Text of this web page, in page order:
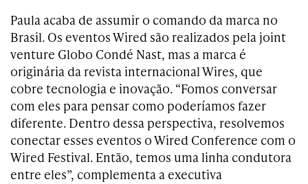
Paula acaba de assumir o comando da marca no
Brasil. Os eventos Wired são realizados pela joint
venture Globo Condé Nast, mas a marca é
originária da revista internacional Wires, que
cobre tecnologia e inovação. “Fomos conversar
com eles para pensar como poderíamos fazer
diferente. Dentro dessa perspectiva, resolvemos
conectar esses eventos o Wired Conference com o
Wired Festival. Então, temos uma linha condutora
entre eles”, complementa a executiva